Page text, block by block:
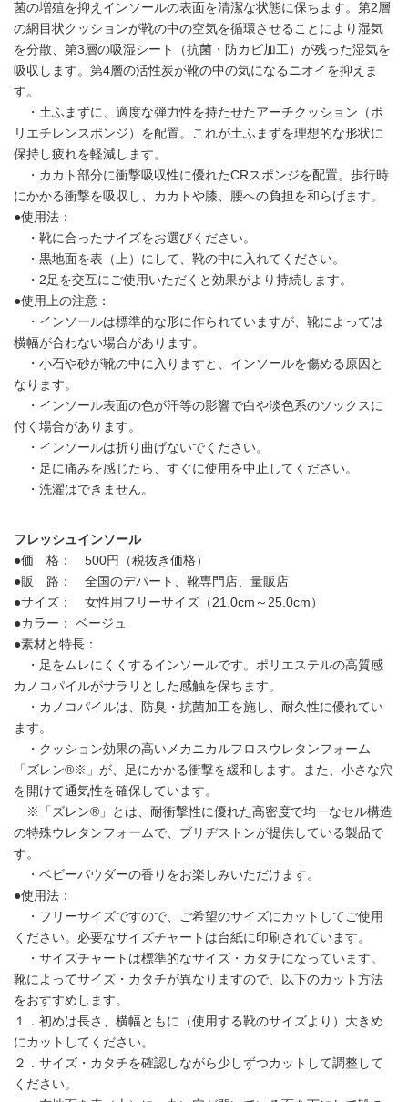
菌の増殖を抑えインソールの表面を清潔な状態に保ちます。第2層
の網目状クッションが靴の中の空気を循環させることにより湿気
を分散、第3層の吸湿シート（抗菌・防カビ加工）が残った湿気を
吸収します。第4層の活性炭が靴の中の気になるニオイを抑えま
す。
・土ふまずに、適度な弾力性を持たせたアーチクッション（ポ
リエチレンスポンジ）を配置。これが土ふまずを理想的な形状に
保持し疲れを軽減します。
・カカト部分に衝撃吸収性に優れたCRスポンジを配置。歩行時
にかかる衝撃を吸収し、カカトや膝、腰への負担を和らげます。
●使用法：
・靴に合ったサイズをお選びください。
・黒地面を表（上）にして、靴の中に入れてください。
・2足を交互にご使用いただくと効果がより持続します。
●使用上の注意：
・インソールは標準的な形に作られていますが、靴によっては
横幅が合わない場合があります。
・小石や砂が靴の中に入りますと、インソールを傷める原因と
なります。
・インソール表面の色が汗等の影響で白や淡色系のソックスに
付く場合があります。
・インソールは折り曲げないでください。
・足に痛みを感じたら、すぐに使用を中止してください。
・洗濯はできません。
フレッシュインソール
●価 格： 500円（税抜き価格）
●販 路： 全国のデパート、靴専門店、量販店
●サイズ： 女性用フリーサイズ（21.0cm～25.0cm）
●カラー： ベージュ
●素材と特長：
・足をムレにくくするインソールです。ポリエステルの高質感
カノコパイルがサラリとした感触を保ちます。
・カノコパイルは、防臭・抗菌加工を施し、耐久性に優れてい
ます。
・クッション効果の高いメカニカルフロスウレタンフォーム
「ズレン®※」が、足にかかる衝撃を緩和します。また、小さな穴
を開けて通気性を確保しています。
※「ズレン®」とは、耐衝撃性に優れた高密度で均一なセル構造
の特殊ウレタンフォームで、ブリヂストンが提供している製品で
す。
・ベビーパウダーの香りをお楽しみいただけます。
●使用法：
・フリーサイズですので、ご希望のサイズにカットしてご使用
ください。必要なサイズチャートは台紙に印刷されています。
・サイズチャートは標準的なサイズ・カタチになっています。
靴によってサイズ・カタチが異なりますので、以下のカット方法
をおすすめします。
１．初めは長さ、横幅ともに（使用する靴のサイズより）大きめ
にカットしてください。
２．サイズ・カタチを確認しながら少しずつカットして調整して
ください。